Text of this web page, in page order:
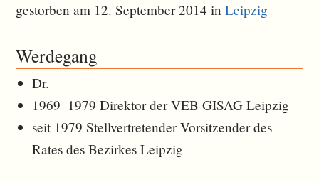
gestorben am 12. September 2014 inLeipzig
Werdegang
Dr.
1969–1979 Direktor der VEB GISAG Leipzig
seit 1979 Stellvertretender Vorsitzender des
Rates des Bezirkes Leipzig